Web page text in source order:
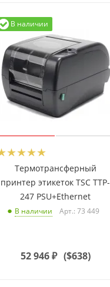
В наличии
Термотрансферный
принтер этикеток TSC TTP-
247 PSU+Ethernet
В наличии Арт.: 73 449
52 946₽ ($638)